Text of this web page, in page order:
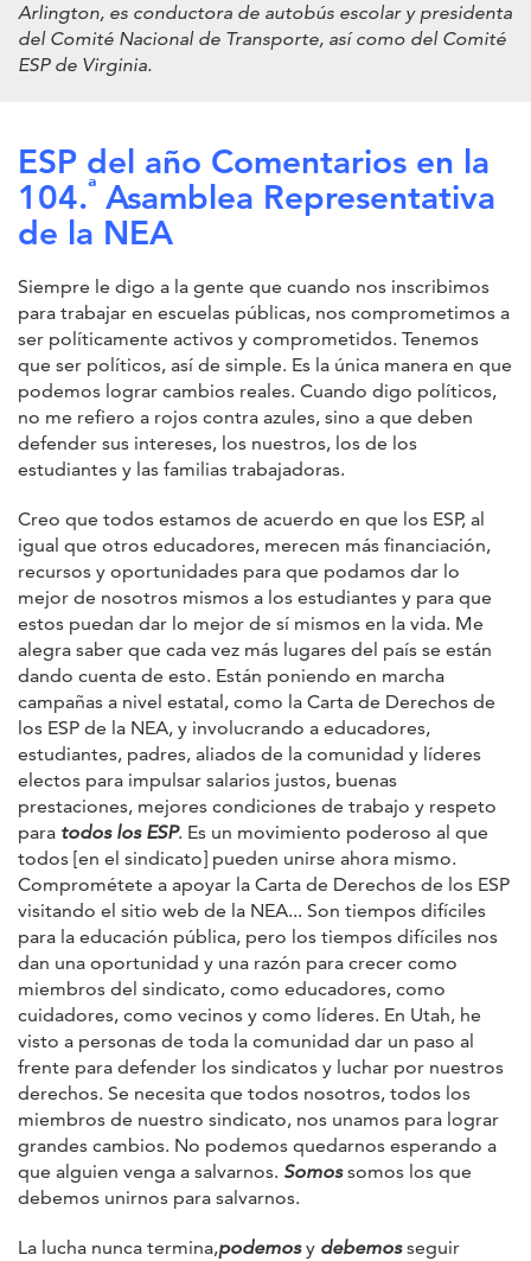
Arlington, es conductora de autobús escolar y presidenta
del Comité Nacional de Transporte, así como del Comité
ESP de Virginia.
ESP del año Comentarios en la
104.ª Asamblea Representativa
de la NEA
Siempre le digo a la gente que cuando nos inscribimos
para trabajar en escuelas públicas, nos comprometimos a
ser políticamente activos y comprometidos. Tenemos
que ser políticos, así de simple. Es la única manera en que
podemos lograr cambios reales. Cuando digo políticos,
no me refiero a rojos contra azules, sino a que deben
defender sus intereses, los nuestros, los de los
estudiantes y las familias trabajadoras.
Creo que todos estamos de acuerdo en que los ESP, al
igual que otros educadores, merecen más financiación,
recursos y oportunidades para que podamos dar lo
mejor de nosotros mismos a los estudiantes y para que
estos puedan dar lo mejor de sí mismos en la vida. Me
alegra saber que cada vez más lugares del país se están
dando cuenta de esto. Están poniendo en marcha
campañas a nivel estatal, como la Carta de Derechos de
los ESP de la NEA, y involucrando a educadores,
estudiantes, padres, aliados de la comunidad y líderes
electos para impulsar salarios justos, buenas
prestaciones, mejores condiciones de trabajo y respeto
para todos los ESP. Es un movimiento poderoso al que
todos [en el sindicato] pueden unirse ahora mismo.
Comprométete a apoyar la Carta de Derechos de los ESP
visitando el sitio web de la NEA... Son tiempos difíciles
para la educación pública, pero los tiempos difíciles nos
dan una oportunidad y una razón para crecer como
miembros del sindicato, como educadores, como
cuidadores, como vecinos y como líderes. En Utah, he
visto a personas de toda la comunidad dar un paso al
frente para defender los sindicatos y luchar por nuestros
derechos. Se necesita que todos nosotros, todos los
miembros de nuestro sindicato, nos unamos para lograr
grandes cambios. No podemos quedarnos esperando a
que alguien venga a salvarnos. Somossomos los que
debemos unirnos para salvarnos.
La lucha nunca termina,podemosy debemosseguir